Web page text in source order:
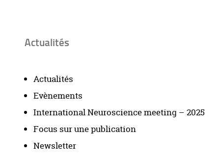
Actualités
Actualités
Evènements
International Neuroscience meeting – 2025
Focus sur une publication
Newsletter